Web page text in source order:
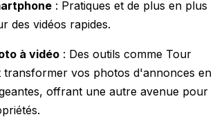
: Pratiques et de plus en plus
des vidéos rapides.
à vidéo : Des outils comme Tour
transformer vos photos d'annonces en
offrant une autre avenue pour